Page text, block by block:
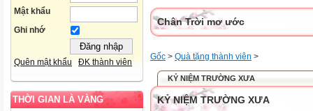
Mật khẩu
Ghi nhớ
Quên mật khẩu ĐK thành viên
THỜI GIAN LÀ VÀNG
Chân Trời mơ ước
Gốc > Quà tặng thành viên >
KỶ NIỆM TRƯỜNG XƯA
KỶ NIỆM TRƯỜNG XƯA